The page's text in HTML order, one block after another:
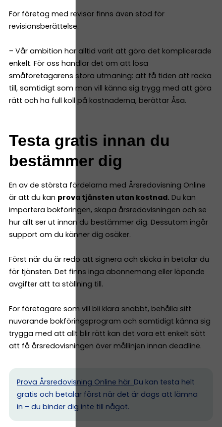
För företag med revisor finns även stöd för
revisionsberättelse.
– Vår ambition har alltid varit att göra det komplicerade
enkelt. För oss handlar det om att lösa
småföretagarens stora utmaning: att få tiden att räcka
till, samtidigt som man vill känna sig trygg med att göra
rätt och ha full koll på kostnaderna, berättar Åsa.
Testa gratis innan du
bestämmer dig
En av de största fördelarna med Årsredovisning Online
är att du kan prova tjänsten utan kostnad. Du kan
importera bokföringen, skapa årsredovisningen och se
hur allt ser ut innan du bestämmer dig. Dessutom ingår
support om du känner dig osäker.
Först när du är redo att signera och skicka in betalar du
för tjänsten. Det finns inga abonnemang eller löpande
avgifter att ta ställning till.
För företagare som vill bli klara snabbt, behålla sitt
nuvarande bokföringsprogram och samtidigt känna sig
trygga med att allt blir rätt kan det vara ett enkelt sätt
att få årsredovisningen över mållinjen innan deadline.
Prova Årsredovisning Online här. Du kan testa helt
gratis och betalar först när det är dags att lämna
in – du binder dig inte till något.